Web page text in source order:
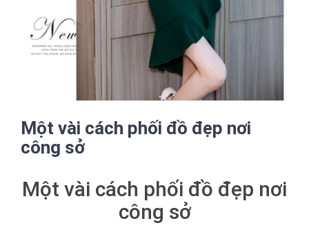
Một vài cách phối đồ đẹp nơi
công sở
Một vài cách phối đồ đẹp nơi
công sở